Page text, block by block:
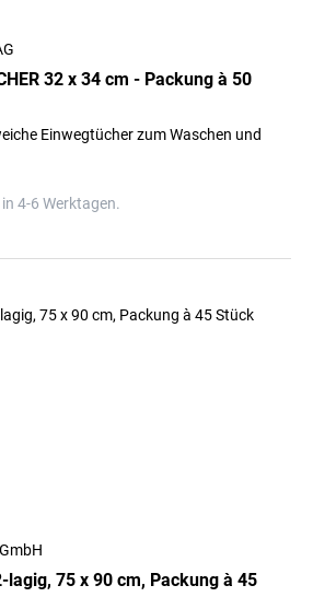
32 x 34 cm - Packung à 50
Einwegtücher zum Waschen und
4-6 Werktagen.
lagig, 75 x 90 cm, Packung à 45